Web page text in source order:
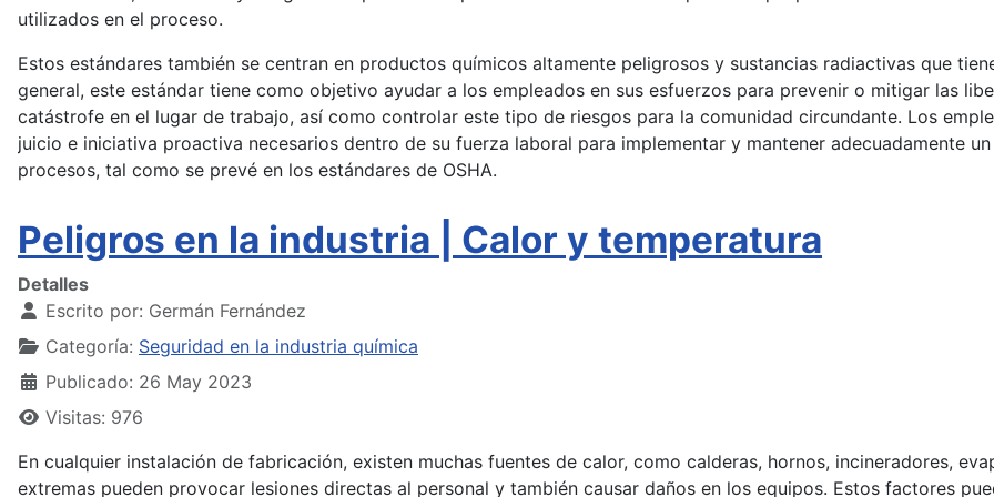
utilizados en el proceso.
Estos estándares también se centran en productos químicos altamente peligrosos y sustancias radiactivas que
general, este estándar tiene como objetivo ayudar a los empleados en sus esfuerzos para prevenir o mitigar las
catástrofe en el lugar de trabajo, así como controlar este tipo de riesgos para la comunidad circundante. Los
juicio e iniciativa proactiva necesarios dentro de su fuerza laboral para implementar y mantener adecuadamente
procesos, tal como se prevé en los estándares de OSHA.
Peligros en la industria | Calor y temperatura
Detalles
Escrito por: Germán Fernández
Categoría: Seguridad en la industria química
Publicado: 26 May 2023
Visitas: 976
En cualquier instalación de fabricación, existen muchas fuentes de calor, como calderas, hornos, incineradores,
extremas pueden provocar lesiones directas al personal y también causar daños en los equipos. Estos factores